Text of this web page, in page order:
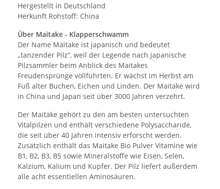
Hergestellt in Deutschland
Herkunft Rohstoff: China
Über Maitake - Klapperschwamm
Der Name Maitake ist japanisch und bedeutet
„tanzender Pilz“, weil der Legende nach japanische
Pilzsammler beim Anblick des Maitakes
Freudensprünge vollführten. Er wächst im Herbst am
Fuß alter Buchen, Eichen und Linden. Der Maitake wird
in China und Japan seit über 3000 Jahren verzehrt.
Der Maitake gehört zu den am besten untersuchten
Vitalpilzen und enthält verschiedene Polysaccharide,
die seit über 40 Jahren intensiv erforscht werden.
Zusätzlich enthält das Maitake Bio Pulver Vitamine wie
B1, B2, B3, B5 sowie Mineralstoffe wie Eisen, Selen,
Kalzium, Kalium und Kupfer. Der Pilz liefert außerdem
alle acht essentiellen Aminosäuren.